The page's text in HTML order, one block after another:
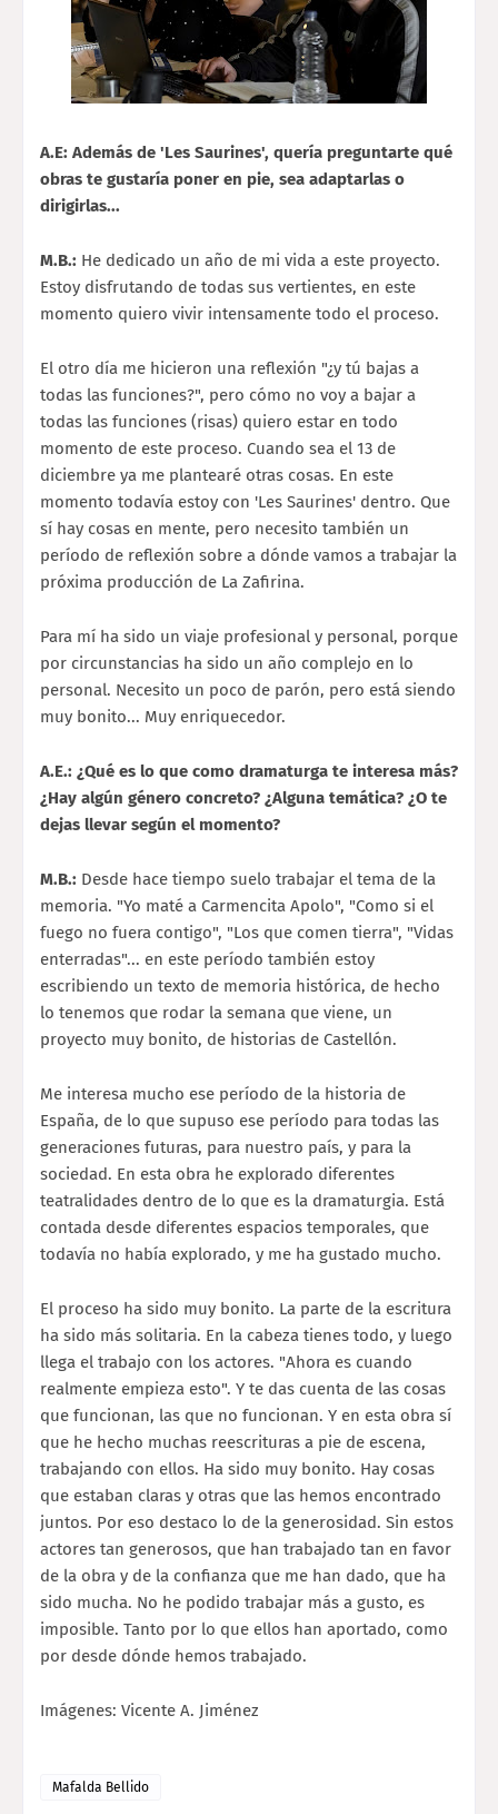
A.E: Además de 'Les Saurines', quería preguntarte qué
obras te gustaría poner en pie, sea adaptarlas o
dirigirlas...
M.B.: He dedicado un año de mi vida a este proyecto.
Estoy disfrutando de todas sus vertientes, en este
momento quiero vivir intensamente todo el proceso.
El otro día me hicieron una reflexión "¿y tú bajas a
todas las funciones?", pero cómo no voy a bajar a
todas las funciones (risas) quiero estar en todo
momento de este proceso. Cuando sea el 13 de
diciembre ya me plantearé otras cosas. En este
momento todavía estoy con 'Les Saurines' dentro. Que
sí hay cosas en mente, pero necesito también un
período de reflexión sobre a dónde vamos a trabajar la
próxima producción de La Zafirina.
Para mí ha sido un viaje profesional y personal, porque
por circunstancias ha sido un año complejo en lo
personal. Necesito un poco de parón, pero está siendo
muy bonito... Muy enriquecedor.
A.E.: ¿Qué es lo que como dramaturga te interesa más?
¿Hay algún género concreto? ¿Alguna temática? ¿O te
dejas llevar según el momento?
M.B.: Desde hace tiempo suelo trabajar el tema de la
memoria. "Yo maté a Carmencita Apolo", "Como si el
fuego no fuera contigo", "Los que comen tierra", "Vidas
enterradas"... en este período también estoy
escribiendo un texto de memoria histórica, de hecho
lo tenemos que rodar la semana que viene, un
proyecto muy bonito, de historias de Castellón.
Me interesa mucho ese período de la historia de
España, de lo que supuso ese período para todas las
generaciones futuras, para nuestro país, y para la
sociedad. En esta obra he explorado diferentes
teatralidades dentro de lo que es la dramaturgia. Está
contada desde diferentes espacios temporales, que
todavía no había explorado, y me ha gustado mucho.
El proceso ha sido muy bonito. La parte de la escritura
ha sido más solitaria. En la cabeza tienes todo, y luego
llega el trabajo con los actores. "Ahora es cuando
realmente empieza esto". Y te das cuenta de las cosas
que funcionan, las que no funcionan. Y en esta obra sí
que he hecho muchas reescrituras a pie de escena,
trabajando con ellos. Ha sido muy bonito. Hay cosas
que estaban claras y otras que las hemos encontrado
juntos. Por eso destaco lo de la generosidad. Sin estos
actores tan generosos, que han trabajado tan en favor
de la obra y de la confianza que me han dado, que ha
sido mucha. No he podido trabajar más a gusto, es
imposible. Tanto por lo que ellos han aportado, como
por desde dónde hemos trabajado.
Imágenes: Vicente A. Jiménez
Mafalda Bellido